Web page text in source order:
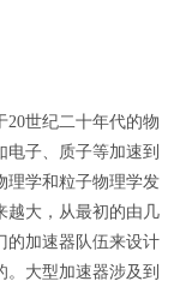
世纪二十年代的物
子、质子等加速到
理学和粒子物理学发
越大，从最初的由几
的加速器队伍来设计
大型加速器涉及到